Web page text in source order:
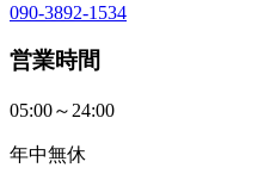
090-3892-1534
営業時間
05:00～24:00
年中無休